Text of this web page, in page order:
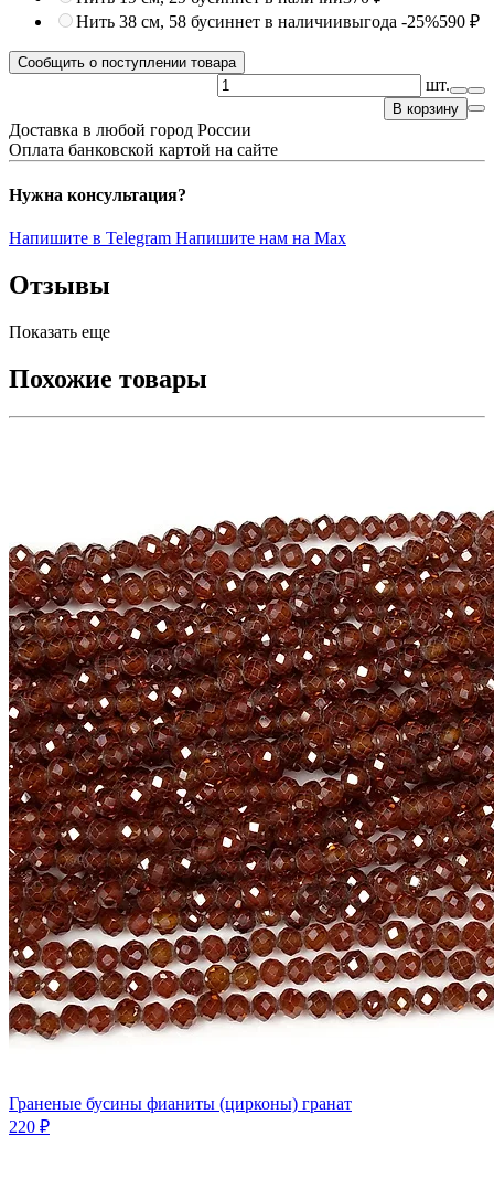
Нить 38 см, 58 бусиннет в наличиивыгода -25%590 ₽
Сообщить о поступлении товара
шт.
В корзину
Доставка в любой город России
Оплата банковской картой на сайте
Нужна консультация?
Напишите в Telegram Напишите нам на Max
Отзывы
Показать еще
Похожие товары
Граненые бусины фианиты (цирконы) гранат
220 ₽